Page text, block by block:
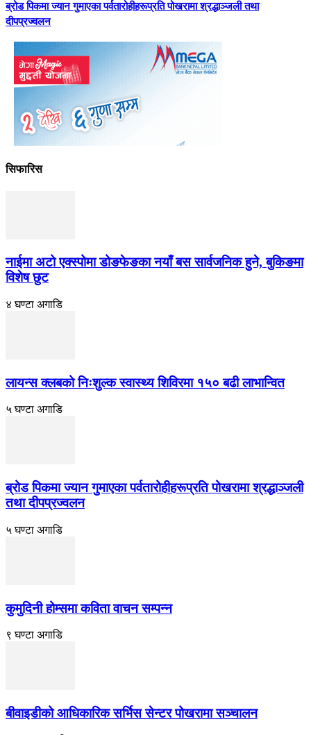
ब्रोड पिकमा ज्यान गुमाएका पर्वतारोहीहरूप्रति पोखरामा श्रद्धाञ्जली तथा
दीपप्रज्वलन
सिफारिस
नाईमा अटो एक्स्पोमा डोङफेङका नयाँ बस सार्वजनिक हुने, बुकिङमा
विशेष छुट
४ घण्टा अगाडि
लायन्स क्लबको निःशुल्क स्वास्थ्य शिविरमा १५० बढी लाभान्वित
५ घण्टा अगाडि
ब्रोड पिकमा ज्यान गुमाएका पर्वतारोहीहरूप्रति पोखरामा श्रद्धाञ्जली
तथा दीपप्रज्वलन
५ घण्टा अगाडि
कुमुदिनी होम्समा कविता वाचन सम्पन्न
९ घण्टा अगाडि
बीवाइडीको आधिकारिक सर्भिस सेन्टर पोखरामा सञ्चालन